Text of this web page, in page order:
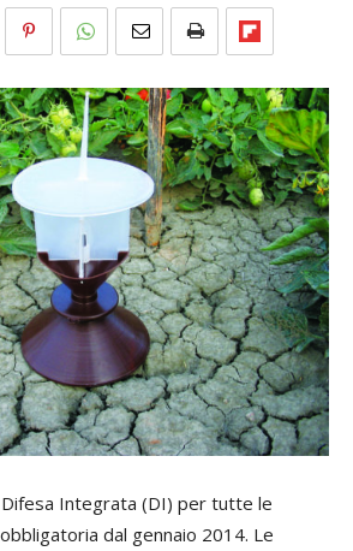
Difesa Integrata (DI) per tutte le
dal gennaio 2014. Le